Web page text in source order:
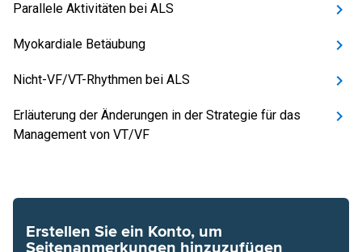
Parallele Aktivitäten bei ALS
Myokardiale Betäubung
Nicht-VF/VT-Rhythmen bei ALS
Erläuterung der Änderungen in der Strategie für das
Management von VT/VF
Erstellen Sie ein Konto, um
Seitenanmerkungen hinzuzufügen